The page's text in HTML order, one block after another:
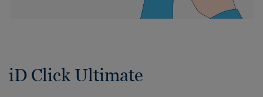
iD Click Ultimate